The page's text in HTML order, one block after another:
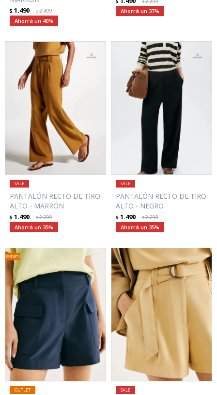
$ 1.490 $2.499
40
$
37
PANTALÓN RECTO DE TIRO
ALTO - MARRÓN
$ 1.490 $2.299
35
PANTALÓN RECTO DE TIRO
ALTO - NEGRO
$ 1.490 $2.299
35